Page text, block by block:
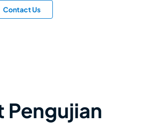
Contact Us
Pengujian